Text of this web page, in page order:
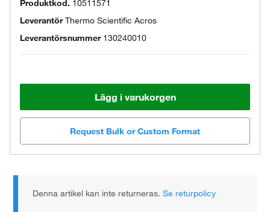
Produktkod. 10511571
LeverantörThermo Scientific Acros
Leverantörsnummer 130240010
Lägg i varukorgen
Request Bulk or Custom Format
Denna artikel kan inte returneras.Se returpolicy